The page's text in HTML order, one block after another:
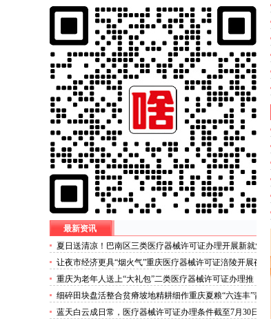
最新资讯
夏日送清凉！巴南区三类医疗器械许可证办理开展新就业
群体慰问活动
让夜市经济更具“烟火气”重庆医疗器械许可证涪陵开展夜
市食品安全专项整治
重庆为老年人送上“大礼包”二类医疗器械许可证办理推
出“乐享银龄”文艺、文创、阅读、健身、康养、科普六大
系列主题活动
细碎田块盘活整合贫瘠坡地精耕细作重庆夏粮“六连丰”背
后的三类医疗器械许可证稳产密码
蓝天白云成日常，医疗器械许可证办理条件截至7月30日